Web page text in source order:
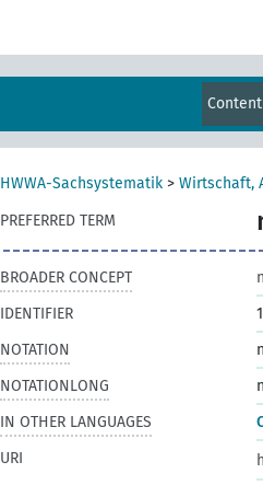
HWWA-Sachsystematik > Wirtschaft,
PREFERRED TERM
BROADER CONCEPT
IDENTIFIER
NOTATION
NOTATIONLONG
IN OTHER LANGUAGES
URI